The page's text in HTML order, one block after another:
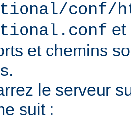
conf/
et
et chemins
le serveur
suit :